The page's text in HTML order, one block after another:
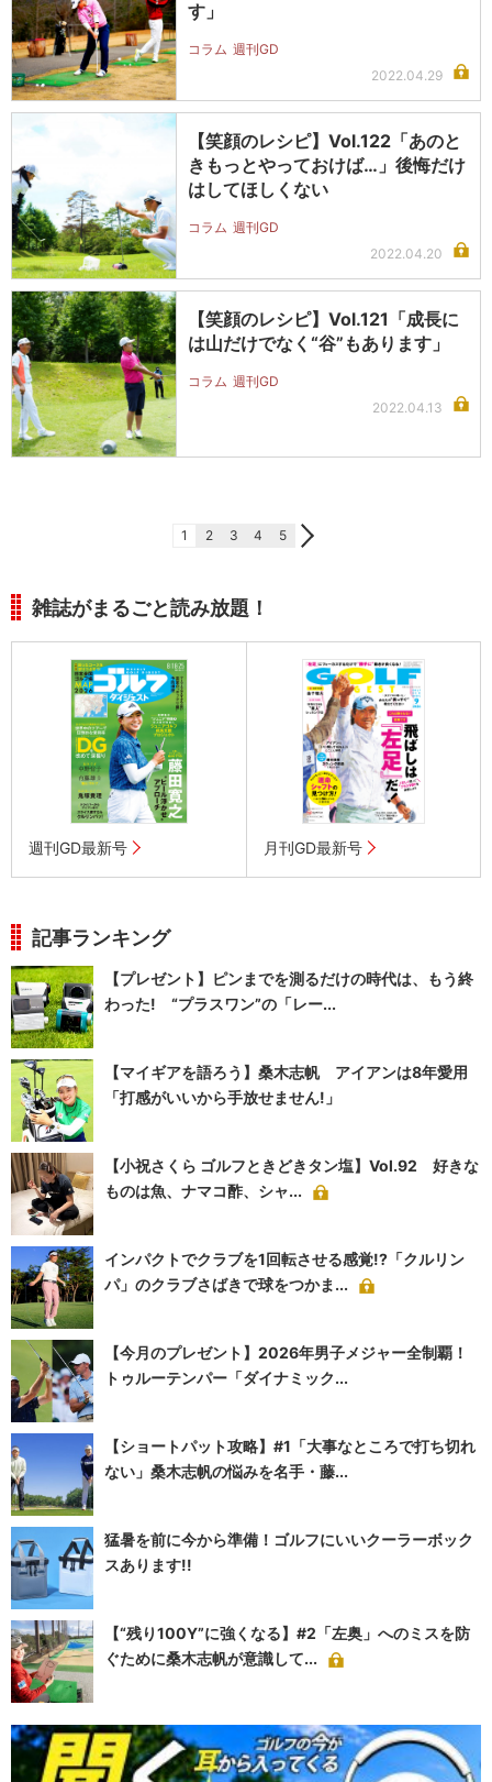
す」
コラム 週刊GD
2022.04.29
【笑顔のレシピ】Vol.122「あのと
きもっとやっておけば…」後悔だけ
はしてほしくない
コラム 週刊GD
2022.04.20
【笑顔のレシピ】Vol.121「成長に
は山だけでなく“谷”もあります」
コラム 週刊GD
2022.04.13
1 2 3 4 5
雑誌がまるごと読み放題！
週刊GD最新号 月刊GD最新号
記事ランキング
【プレゼント】ピンまでを測るだけの時代は、もう終
わった! “プラスワン”の「レー...
【マイギアを語ろう】桑木志帆 アイアンは8年愛用
「打感がいいから手放せません!」
【小祝さくら ゴルフときどきタン塩】Vol.92 好きな
ものは魚、ナマコ酢、シャ...
インパクトでクラブを1回転させる感覚!?「クルリン
パ」のクラブさばきで球をつかま...
【今月のプレゼント】2026年男子メジャー全制覇！
トゥルーテンパー「ダイナミック...
【ショートパット攻略】#1「大事なところで打ち切れ
ない」桑木志帆の悩みを名手・藤...
猛暑を前に今から準備！ゴルフにいいクーラーボック
スあります!!
【“残り100Y”に強くなる】#2「左奥」へのミスを防
ぐために桑木志帆が意識して...